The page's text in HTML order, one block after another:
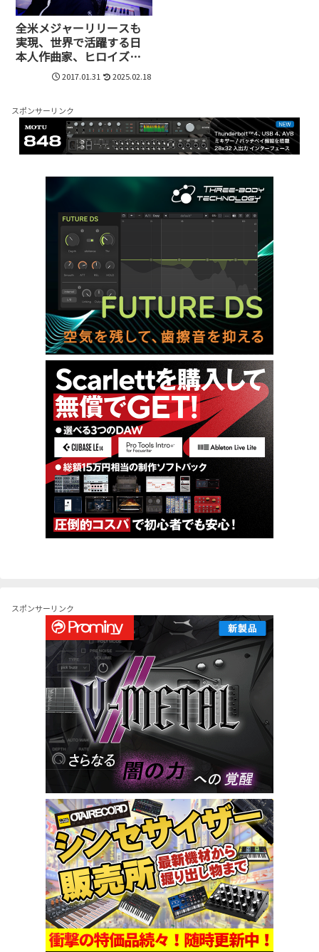
全米メジャーリリースも
実現、世界で活躍する日
本人作曲家、ヒロイズム
さんの足跡と次なる狙い
2017.01.31 2025.02.18
スポンサーリンク
スポンサーリンク